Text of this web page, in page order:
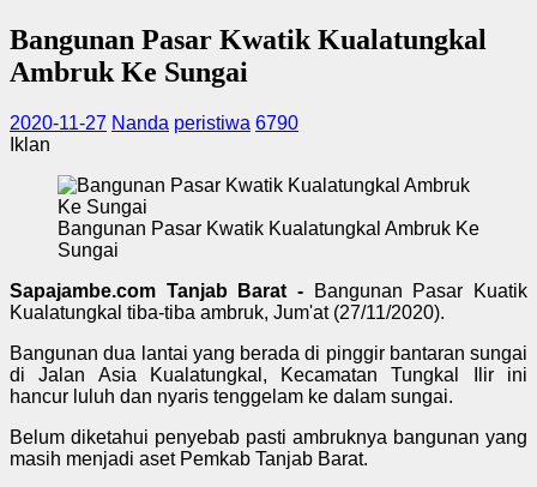
Bangunan Pasar Kwatik Kualatungkal
Ambruk Ke Sungai
2020-11-27 Nanda peristiwa 6790
Iklan
Bangunan Pasar Kwatik Kualatungkal Ambruk Ke
Sungai
Sapajambe.com Tanjab Barat -
Bangunan Pasar Kuatik
Kualatungkal tiba-tiba ambruk, Jum'at (27/11/2020).
Bangunan dua lantai yang berada di pinggir bantaran sungai
di Jalan Asia Kualatungkal, Kecamatan Tungkal Ilir ini
hancur luluh dan nyaris tenggelam ke dalam sungai.
Belum diketahui penyebab pasti ambruknya bangunan yang
masih menjadi aset Pemkab Tanjab Barat.